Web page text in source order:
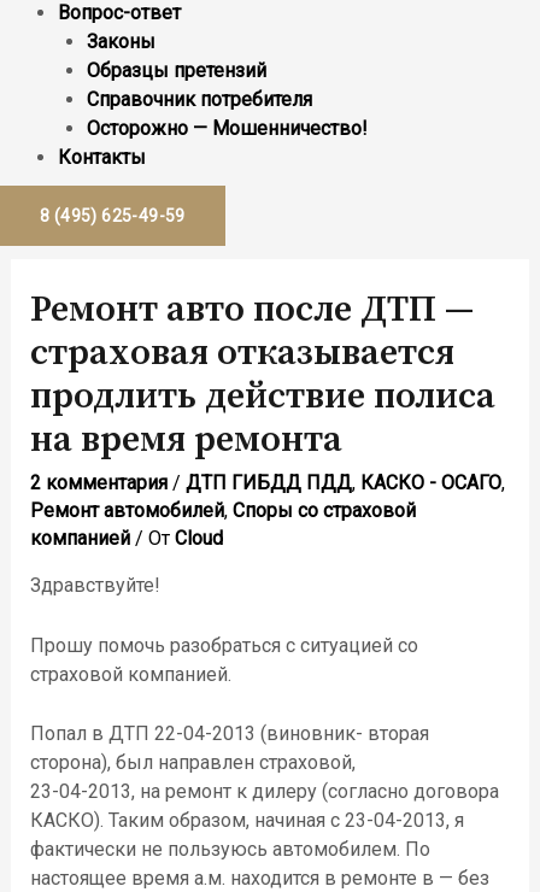
Вопрос-ответ
Законы
Образцы претензий
Справочник потребителя
Осторожно — Мошенничество!
Контакты
8 (495) 625-49-59
Ремонт авто после ДТП —
страховая отказывается
продлить действие полиса
на время ремонта
2 комментария / ДТП ГИБДД ПДД, КАСКО - ОСАГО,
Ремонт автомобилей, Споры со страховой
компанией/ От Cloud
Здравствуйте!
Прошу помочь разобраться с ситуацией со
страховой компанией.
Попал в ДТП 22-04-2013 (виновник- вторая
сторона), был направлен страховой,
23-04-2013, на ремонт к дилеру (согласно договора
КАСКО). Таким образом, начиная с 23-04-2013, я
фактически не пользуюсь автомобилем. По
настоящее время а.м. находится в ремонте в — без